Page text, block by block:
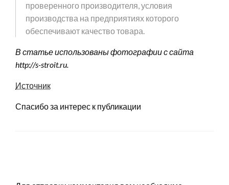
проверенного производителя, условия
производства на предприятиях которого
обеспечивают качество товара.
В статье использованы фотографии с сайта
http://s-stroit.ru.
Источник
Спасибо за интерес к публикации